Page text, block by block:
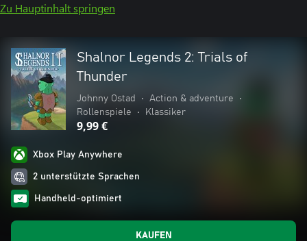
Zu Hauptinhalt springen
Shalnor Legends 2: Trials of
Thunder
Johnny Ostad • Action & adventure
•
Rollenspiele
• Klassiker
9,99 €
Xbox Play Anywhere
2 unterstützte Sprachen
Handheld-optimiert
KAUFEN